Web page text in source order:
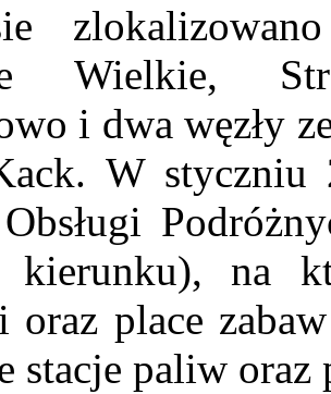
Wielkie,
i dwa węzły
W styczniu
kierunku), na
oraz place
stacje paliw